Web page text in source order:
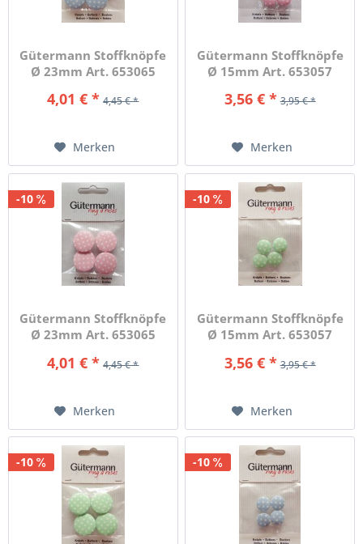
Gütermann Stoffknöpfe
Ø 23mm Art. 653065
4,01 € * 4,45 € *
Merken
Gütermann Stoffknöpfe
Ø 15mm Art. 653057
3,56 € * 3,95 € *
Merken
-10
Gütermann Stoffknöpfe
Ø 23mm Art. 653065
4,01 € * 4,45 € *
Merken
-10
Gütermann Stoffknöpfe
Ø 15mm Art. 653057
3,56 € * 3,95 € *
Merken
-10 -10